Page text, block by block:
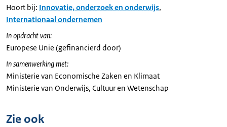
Hoort bij: Innovatie, onderzoek en onderwijs,
Internationaal ondernemen
In opdracht van:
Europese Unie (gefinancierd door)
In samenwerking met:
Ministerie van Economische Zaken en Klimaat
Ministerie van Onderwijs, Cultuur en Wetenschap
Zie ook